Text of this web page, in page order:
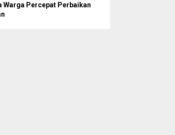
Warga Percepat Perbaikan